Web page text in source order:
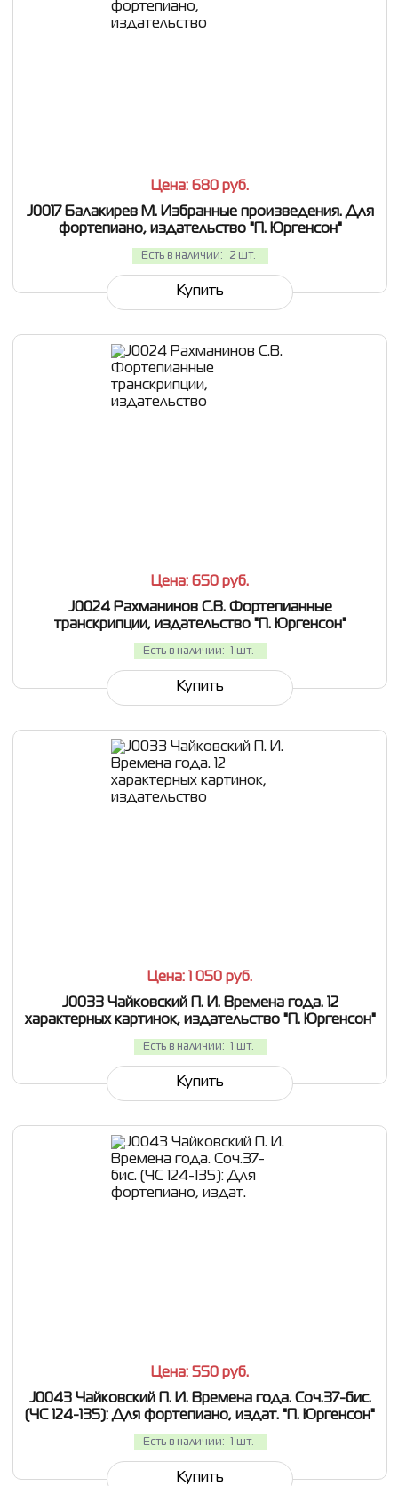
Цена: 680 руб.
J0017 Балакирев М. Избранные произведения. Для
фортепиано, издательство "П. Юргенсон"
Есть в наличии: 2 шт.
Купить
Цена: 650 руб.
J0024 Рахманинов С.В. Фортепианные
транскрипции, издательство "П. Юргенсон"
Есть в наличии: 1 шт.
Купить
Цена: 1 050 руб.
J0033 Чайковский П. И. Времена года. 12
характерных картинок, издательство "П. Юргенсон"
Есть в наличии: 1 шт.
Купить
Цена: 550 руб.
J0043 Чайковский П. И. Времена года. Соч.37-бис.
(ЧС 124-135): Для фортепиано, издат. "П. Юргенсон"
Есть в наличии: 1 шт.
Купить